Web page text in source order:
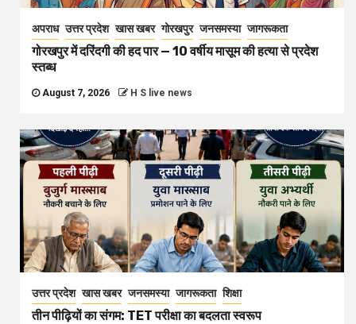
अपराध उत्तर प्रदेश खास खबर गोरखपुर जनसमस्या जागरूकता
गोरखपुर में दरिंदगी की हद पार — 10 वर्षीय मासूम की हत्या से प्रदेश
स्तब्ध
August 7, 2026 H S live news
उत्तर प्रदेश खास खबर जनसमस्या जागरूकता शिक्षा
तीन पीढ़ियों का संगम: TET परीक्षा का बदलता स्वरूप